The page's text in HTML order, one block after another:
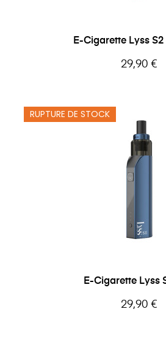
E-Cigarette Lyss
Prix
29,90 €
RUPTURE DE STOCK
Prix
29,90 €